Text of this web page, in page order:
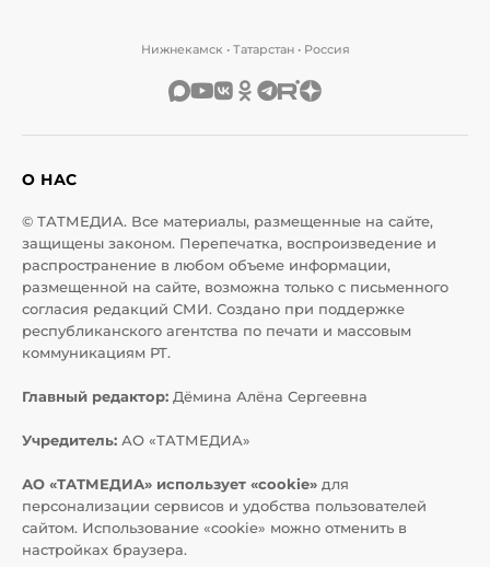
Нижнекамск • Татарстан • Россия
О НАС
© ТАТМЕДИА. Все материалы, размещенные на сайте,
защищены законом. Перепечатка, воспроизведение и
распространение в любом объеме информации,
размещенной на сайте, возможна только с письменного
согласия редакций СМИ. Создано при поддержке
республиканского агентства по печати и массовым
коммуникациям РТ.
Главный редактор: Дёмина Алёна Сергеевна
Учредитель: АО «ТАТМЕДИА»
АО «ТАТМЕДИА» использует «cookie» для
персонализации сервисов и удобства пользователей
сайтом. Использование «cookie» можно отменить в
настройках браузера.